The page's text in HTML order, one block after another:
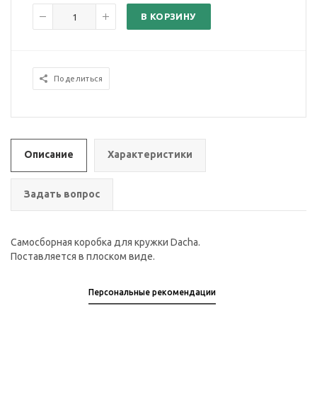
В КОРЗИНУ
Поделиться
Описание Характеристики
Задать вопрос
Самосборная коробка для кружки Dacha.
Поставляется в плоском виде.
Персональные рекомендации